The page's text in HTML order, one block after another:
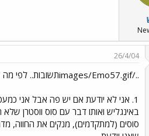
26/4/04
../images/Emo57.gifתשובות.. לפי מה שאני יודעת../images/Emo13.gif
1. אני לא יודעת אם יש פה אבל אני
סוסים (למתקדמים), מנקים את החווה, מדריכים ילדים (גם